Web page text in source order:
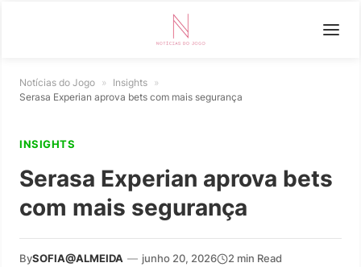
Notícias do Jogo » Insights »
Serasa Experian aprova bets com mais segurança
INSIGHTS
Serasa Experian aprova bets
com mais segurança
BySOFIA@ALMEIDA — junho 20, 2026 2 min Read